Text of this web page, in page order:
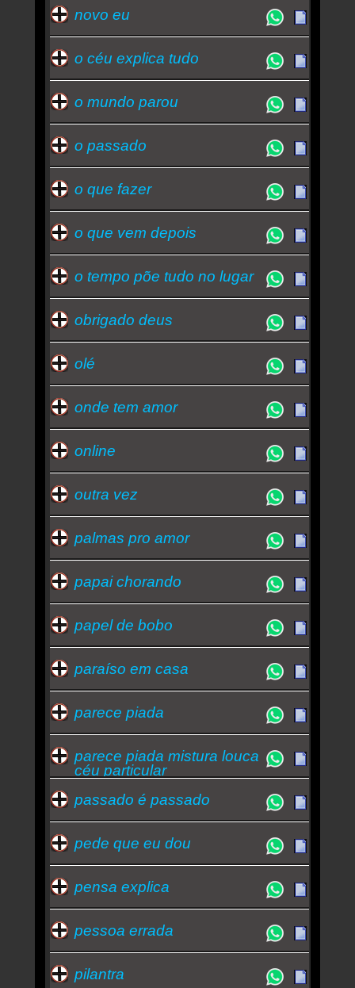
novo eu
o céu explica tudo
o mundo parou
o passado
o que fazer
o que vem depois
o tempo põe tudo no lugar
obrigado deus
olé
onde tem amor
online
outra vez
palmas pro amor
papai chorando
papel de bobo
paraíso em casa
parece piada
parece piada mistura louca
céu particular
passado é passado
pede que eu dou
pensa explica
pessoa errada
pilantra